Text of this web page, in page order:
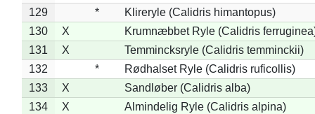
129
*
Klireryle (Calidris himantopus)
130
X
Krumnæbbet Ryle (Calidris
131
X
Temmincksryle (Calidris temminckii)
132
*
Rødhalset Ryle (Calidris ruficollis)
133
X
Sandløber (Calidris alba)
134
X
Almindelig Ryle (Calidris alpina)